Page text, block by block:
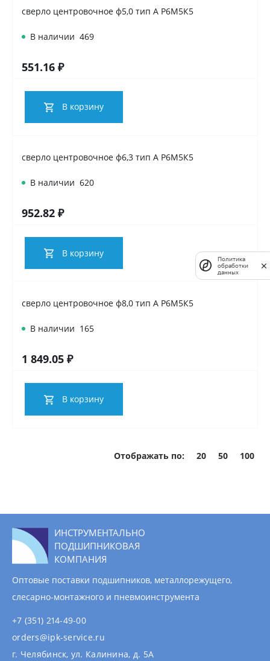
сверло центровочное ф5,0 тип А Р6М5К5
В наличии 469
551.16 ₽
В корзину
сверло центровочное ф6,3 тип А Р6М5К5
В наличии 620
952.82 ₽
В корзину
сверло центровочное ф8,0 тип А Р6М5К5
В наличии 165
1 849.05 ₽
В корзину
Отображать по: 20 50 100
ИНСТРУМЕНТАЛЬНО
ПОДШИПНИКОВАЯ
КОМПАНИЯ
Оптовые поставки подшипников, металлорежущего,
слесарно-монтажного и пневмоинструмента
+7 (351) 214-49-00
orders@ipk-service.ru
г. Челябинск, ул. Калинина, д. 5А
Политика
обработки
данных